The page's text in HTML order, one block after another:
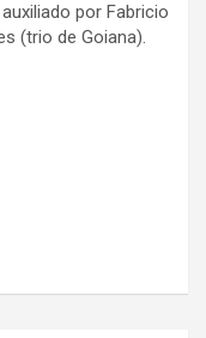
por Fabricio
(trio de Goiana).